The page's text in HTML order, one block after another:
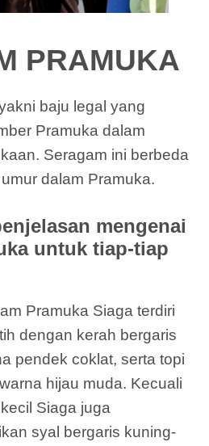
PRAMUKA
baju legal yang
Pramuka dalam
Seragam ini berbeda
dalam Pramuka.
mengenai
untuk tiap-tiap
Pramuka Siaga terdiri
dengan kerah bergaris
pendek coklat, serta topi
hijau muda. Kecuali
Siaga juga
syal bergaris kuning-